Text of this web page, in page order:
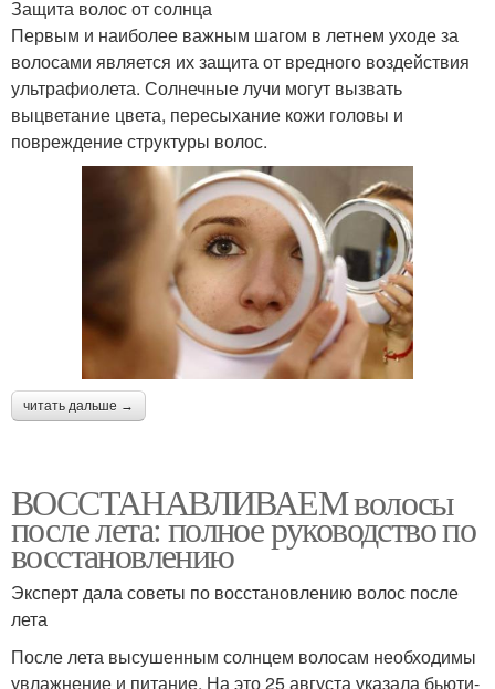
Защита волос от солнца
Первым и наиболее важным шагом в летнем уходе за
волосами является их защита от вредного воздействия
ультрафиолета. Солнечные лучи могут вызвать
выцветание цвета, пересыхание кожи головы и
повреждение структуры волос.
читать дальше →
ВОССТАНАВЛИВАЕМ волосы
после лета: полное руководство по
восстановлению
Эксперт дала советы по восстановлению волос после
лета
После лета высушенным солнцем волосам необходимы
увлажнение и питание. На это 25 августа указала бьюти-